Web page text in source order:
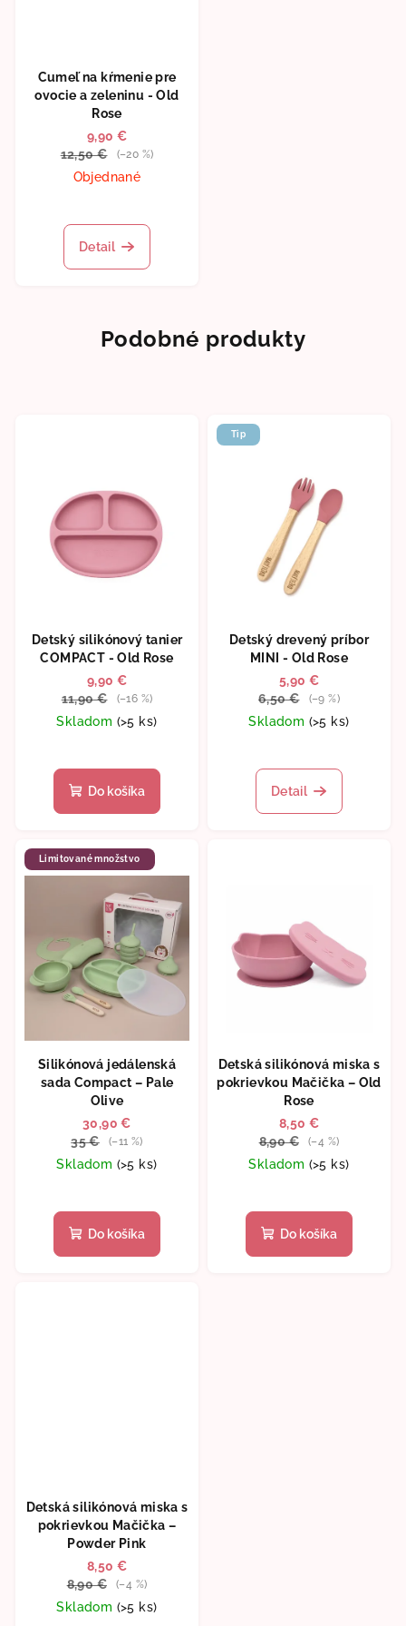
Cumeľ na kŕmenie pre
ovocie a zeleninu - Old
Rose
9,90 €
12,50 €
(–20 %)
Objednané
Detail
Podobné produkty
Detský silikónový tanier
COMPACT - Old Rose
9,90 €
11,90 €
(–16 %)
Skladom (>5 ks)
Do košíka
Tip
Detský drevený príbor
MINI - Old Rose
5,90 €
6,50 €
(–9 %)
Skladom (>5 ks)
Detail
Limitované množstvo
Silikónová jedálenská
sada Compact – Pale
Olive
30,90 €
35 €
(–11 %)
Skladom (>5 ks)
hodnotenie
produktu
Do košíka
Detská silikónová miska s
pokrievkou Mačička – Old
Rose
8,50 €
8,90 €
(–4 %)
Skladom (>5 ks)
Do košíka
Detská silikónová miska s
pokrievkou Mačička –
Powder Pink
8,50 €
8,90 €
(–4 %)
Skladom (>5 ks)